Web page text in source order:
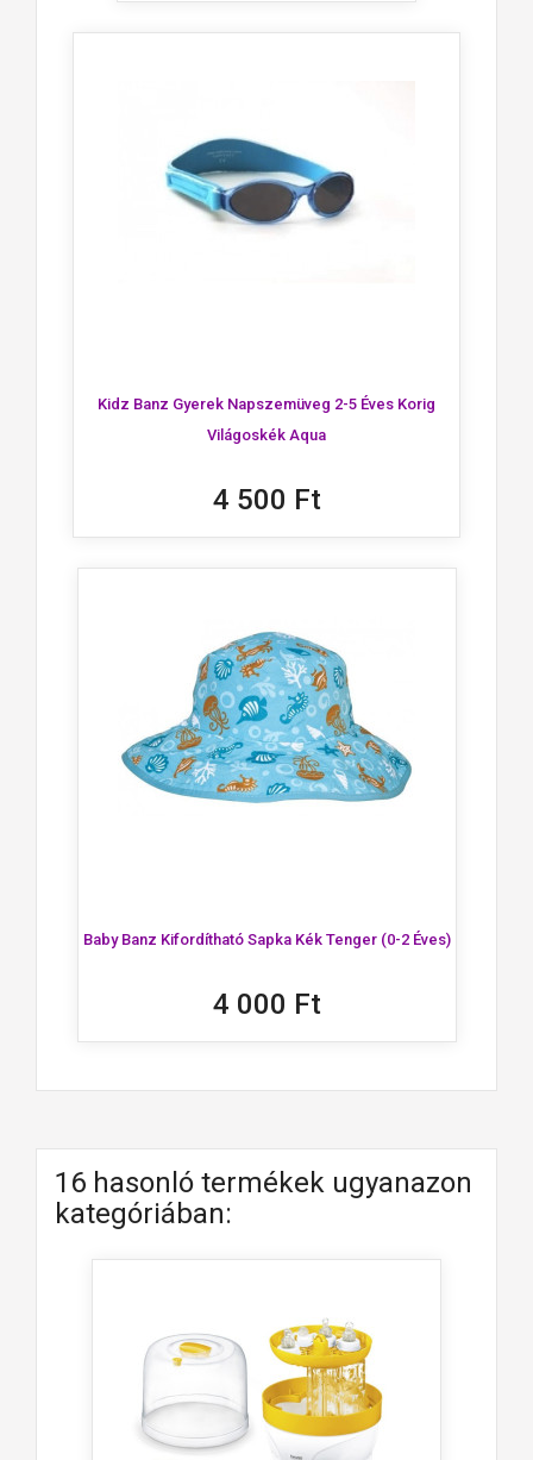
Kidz Banz Gyerek Napszemüveg 2-5 Éves Korig
Világoskék Aqua
4 500 Ft
Baby Banz Kifordítható Sapka Kék Tenger (0-2 Éves)
4 000 Ft
16 hasonló termékek ugyanazon
kategóriában: